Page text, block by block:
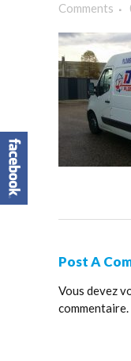
Comments
Post A
Vous devez
commentaire.